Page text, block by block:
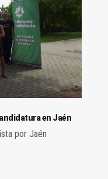
en Jaén
por Jaén